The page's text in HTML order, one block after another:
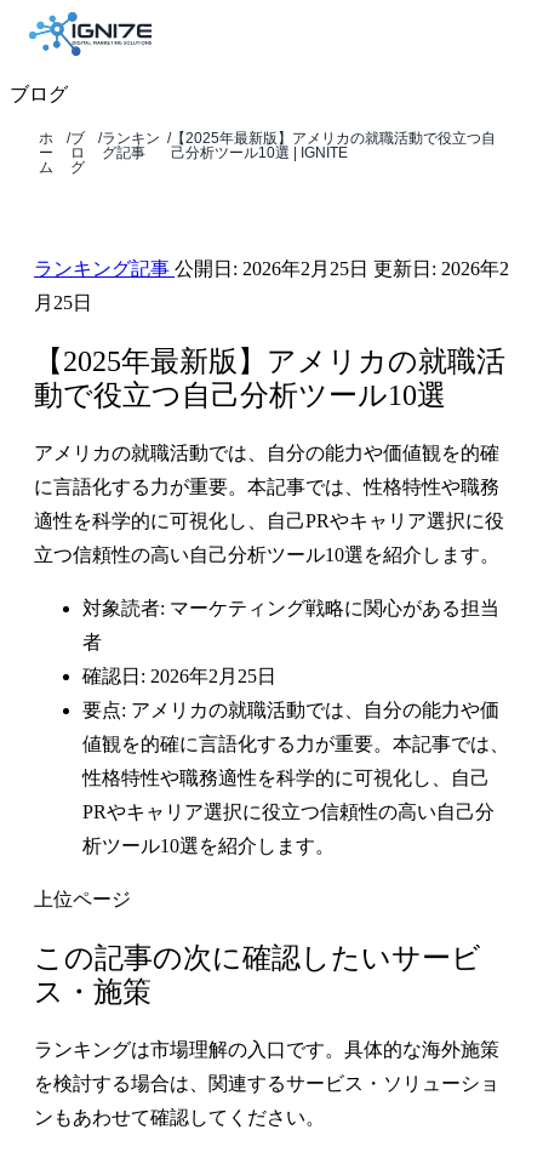
ブログ
ホ
ー
ム
/ブ
ロ
グ
/ランキン
グ記事
/【2025年最新版】アメリカの就職活動で役立つ自
己分析ツール10選 | IGNITE
ランキング記事 公開日: 2026年2月25日 更新日: 2026年2
月25日
【2025年最新版】アメリカの就職活
動で役立つ自己分析ツール10選
アメリカの就職活動では、自分の能力や価値観を的確
に言語化する力が重要。本記事では、性格特性や職務
適性を科学的に可視化し、自己PRやキャリア選択に役
立つ信頼性の高い自己分析ツール10選を紹介します。
対象読者: マーケティング戦略に関心がある担当
者
確認日: 2026年2月25日
要点: アメリカの就職活動では、自分の能力や価
値観を的確に言語化する力が重要。本記事では、
性格特性や職務適性を科学的に可視化し、自己
PRやキャリア選択に役立つ信頼性の高い自己分
析ツール10選を紹介します。
上位ページ
この記事の次に確認したいサービ
ス・施策
ランキングは市場理解の入口です。具体的な海外施策
を検討する場合は、関連するサービス・ソリューショ
ンもあわせて確認してください。